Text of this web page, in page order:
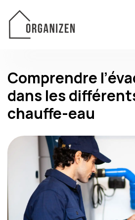
Comprendre
dans les
chauffe-eau